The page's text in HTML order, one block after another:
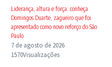
Liderança, altura e força: conheça
Domingos Duarte, zagueiro que foi
apresentado como novo reforço do São
Paulo
7 de agosto de 2026
1570Visualizações